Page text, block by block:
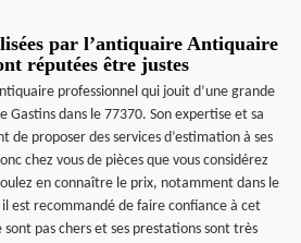
par l’antiquaire Antiquaire
réputées être justes
professionnel qui jouit d’une grande
Gastins dans le 77370. Son expertise et sa
proposer des services d’estimation à ses
chez vous de pièces que vous considérez
en connaître le prix, notamment dans le
il est recommandé de faire confiance à cet
pas chers et ses prestations sont très